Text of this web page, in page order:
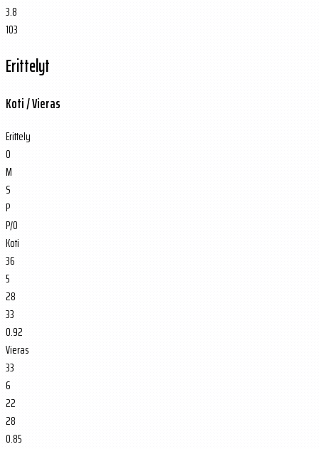
3.8
103
Erittelyt
Koti / Vieras
Erittely
O
M
S
P
P/O
Koti
36
5
28
33
0.92
Vieras
33
6
22
28
0.85